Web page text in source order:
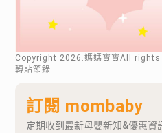
Copyright 2026 .媽媽寶寶All rights
轉貼節錄
訂閱 mombaby
定期收到最新母嬰新知&優惠資